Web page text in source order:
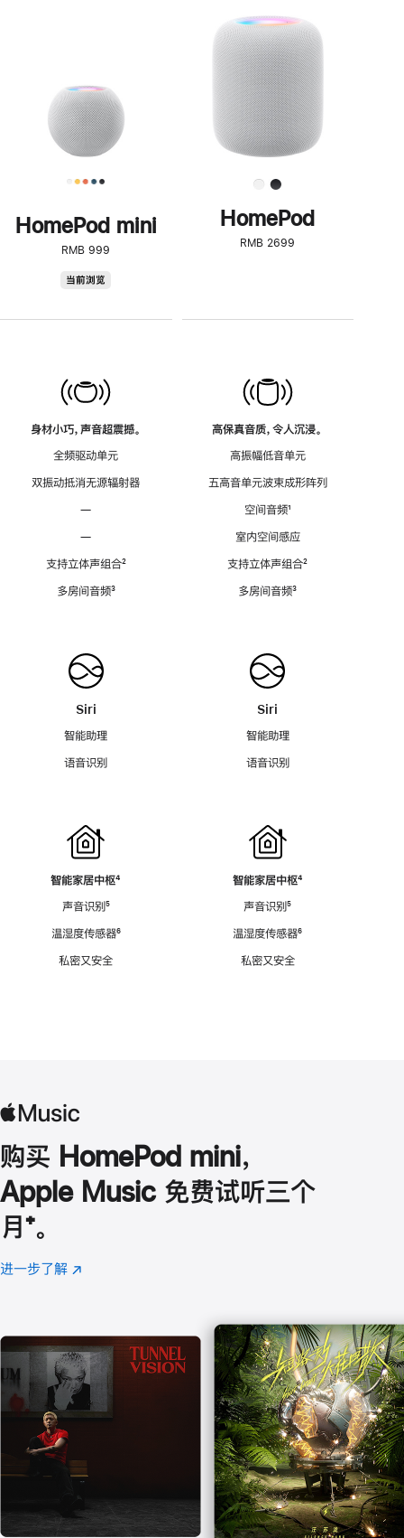
HomePod mini
RMB 999
当前浏览
身材小巧，声音超震撼。
全频驱动单元
双振动抵消无源辐射器
—
—
支持立体声组合脚
²
多房间音频脚
³
Siri
智能助理
语音识别
智能家居中枢脚
⁴
声音识别脚
⁵
温湿度传感器脚
⁶
私密又安全
步
了
解
HomePod<
HomePod
RMB 2699
高保真音质，令人沉浸。
高振幅低音单元
五高音单元波束成形阵列
空间音频脚
¹
室内空间感应
支持立体声组合脚
²
多房间音频脚
³
Siri
智能助理
语音识别
智能家居中枢脚
⁴
声音识别脚
⁵
温湿度传感器脚
⁶
私密又安全
购买 HomePod mini，
Apple Music 免费试听三个
月 脚
注
⁺。
进一步了解 Apple
(在
口
中
打
开)